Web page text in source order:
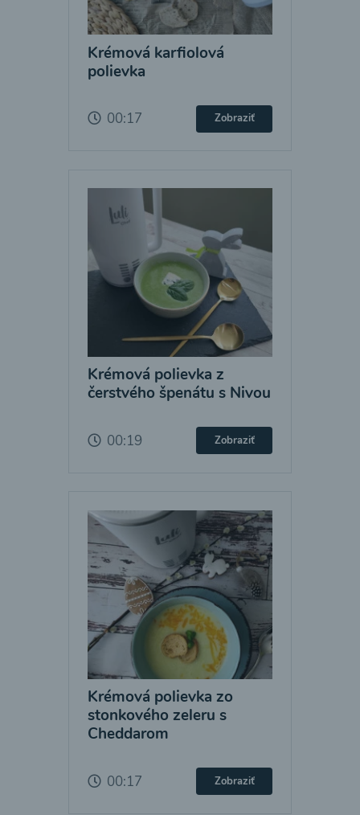
Krémová karfiolová
polievka
00:17 Zobraziť
Krémová polievka z
čerstvého špenátu s Nivou
00:19 Zobraziť
Krémová polievka zo
stonkového zeleru s
Cheddarom
00:17 Zobraziť